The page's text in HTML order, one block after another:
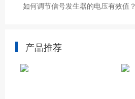
如何调节信号发生器的电压有效值？
产品推荐